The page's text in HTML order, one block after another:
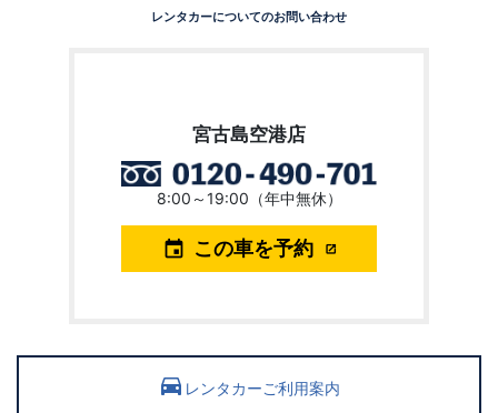
レンタカーについてのお問い合わせ
宮古島空港店
8:00～19:00（年中無休）
event この車を予約
drive_eta レンタカーご利用案内